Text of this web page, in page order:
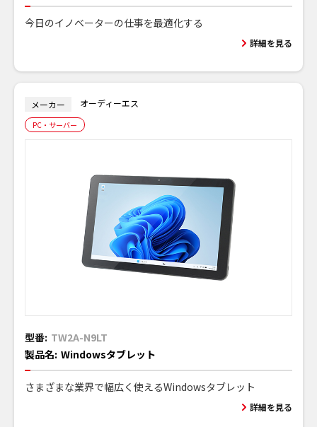
今日のイノベーターの仕事を最適化する
詳細を見る
メーカー オーディーエス
PC・サーバー
型番: TW2A-N9LT
製品名: Windowsタブレット
さまざまな業界で幅広く使えるWindowsタブレット
詳細を見る